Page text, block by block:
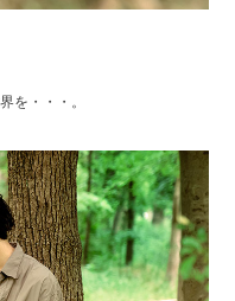
を・・・。